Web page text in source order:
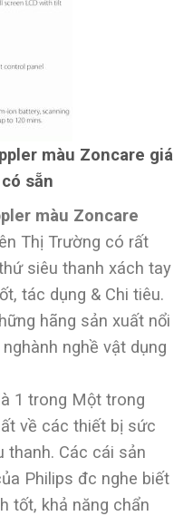
màu Zoncare giá
sẵn
màu Zoncare
Thị Trường có rất
siêu thanh xách tay
tác dụng & Chi tiêu.
hãng sản xuất nổi
nghề vật dụng
1 trong Một trong
về các thiết bị sức
thanh. Các cái sản
Philips đc nghe biết
tốt, khả năng chẩn